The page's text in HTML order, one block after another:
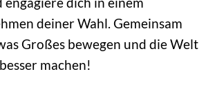
deiner Wahl. Gemeinsam
Großes bewegen und die Welt
machen!